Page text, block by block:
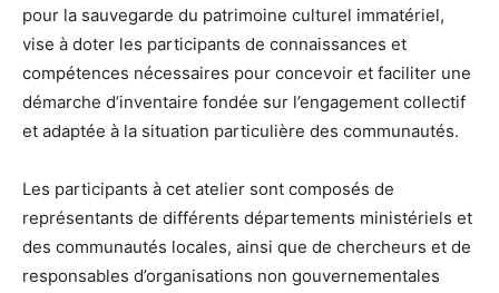
pour la sauvegarde du patrimoine culturel immatériel,
vise à doter les participants de connaissances et
compétences nécessaires pour concevoir et faciliter une
démarche d’inventaire fondée sur l’engagement collectif
et adaptée à la situation particulière des communautés.
Les participants à cet atelier sont composés de
représentants de différents départements ministériels et
des communautés locales, ainsi que de chercheurs et de
responsables d’organisations non gouvernementales